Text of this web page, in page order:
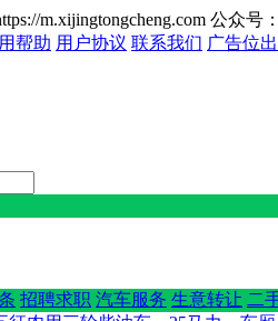
m.xijingtongcheng.com 公众号
帮助 用户协议 联系我们 广告位
招聘求职 汽车服务 生意转让 二